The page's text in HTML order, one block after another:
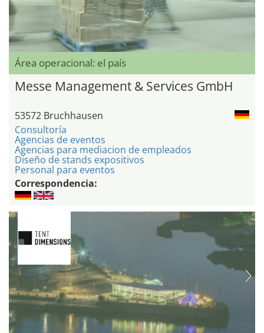
Área operacional: el país
Messe Management & Services GmbH
53572 Bruchhausen
Consultoría
Agencias de eventos
Agencias para mediacion de empleados
Diseño de stands expositivos
Personal para eventos
Correspondencia: